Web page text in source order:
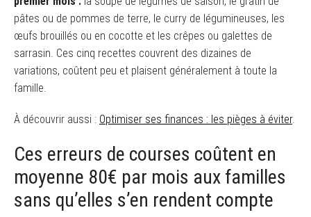
pâtes ou de pommes de terre, le curry de légumineuses, les
œufs brouillés ou en cocotte et les crêpes ou galettes de
sarrasin. Ces cinq recettes couvrent des dizaines de
variations, coûtent peu et plaisent généralement à toute la
famille.
À découvrir aussi : Optimiser ses finances : les pièges à éviter.
Ces erreurs de courses coûtent en
moyenne 80€ par mois aux familles
sans qu’elles s’en rendent compte